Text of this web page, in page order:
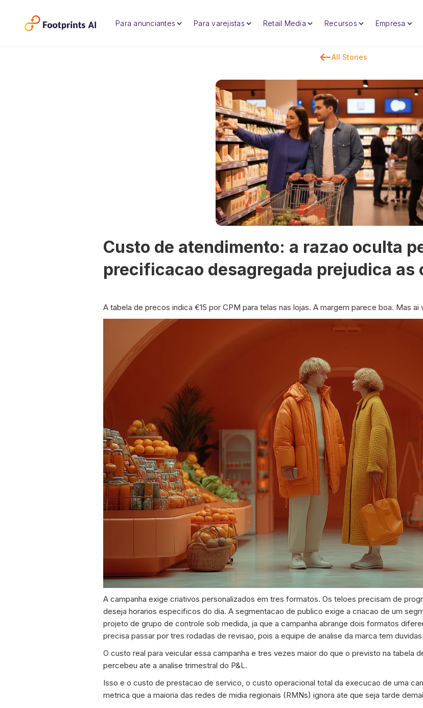
Para anunciantes Para varejistas Retail Media Recursos Empresa
All Stories
Custo de atendimento: a razao oculta
precificacao desagregada prejudica as
A tabela de precos indica €15 por CPM para telas nas lojas. A margem parece boa. Mas ai
A campanha exige criativos personalizados em tres formatos. Os teloes precisam de
deseja horarios especificos do dia. A segmentacao de publico exige a criacao de um
projeto de grupo de controle sob medida, ja que a campanha abrange dois formatos
precisa passar por tres rodadas de revisao, pois a equipe de analise da marca tem duvidas.
O custo real para veicular essa campanha e tres vezes maior do que o previsto na tabela
percebeu ate a analise trimestral do P&L.
Isso e o custo de prestacao de servico, o custo operacional total da execucao de uma
metrica que a maioria das redes de midia regionais (RMNs) ignora ate que seja tarde